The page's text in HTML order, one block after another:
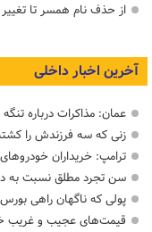
از حذف نام همسر تا
آخرین اخبار داخلی
عمان: مذاکرات درباره
زنی که سه فرزندش را
ترامپ: خریداران
سن تجرد مطلق نسبت به
پولی که ناگهان راهی
قیمت‌های عجیب و غریب